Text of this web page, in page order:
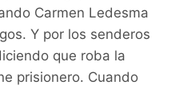
Carmen Ledesma
Y por los senderos
que roba la
prisionero. Cuando